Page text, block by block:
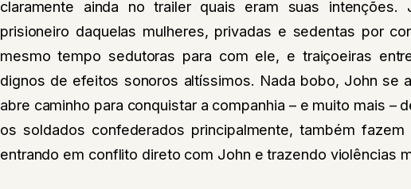
prisioneiro daquelas mulheres, privadas e sedentas por
mesmo tempo sedutoras para com ele, e traiçoeiras
dignos de efeitos sonoros altíssimos. Nada bobo, John se
abre caminho para conquistar a companhia – e muito mais –
os soldados confederados principalmente, também
entrando em conflito direto com John e trazendo violências